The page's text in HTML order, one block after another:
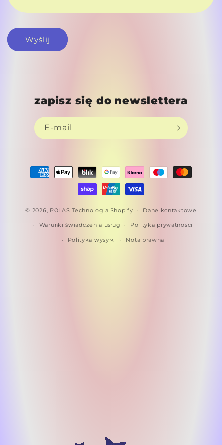
Wyślij
zapisz się do newslettera
E-mail
Metody
płatności
© 2026, POLAS Technologia Shopify Dane kontaktowe
Warunki świadczenia usług Polityka prywatności
Polityka wysyłki Nota prawna